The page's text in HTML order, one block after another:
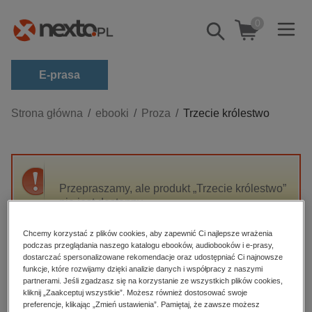
Pokaż/schowaj
wyszukiwarkę
0
E-prasa
Kategorie
biznesowe, branżowe, gospodarka
dzienniki
edukacja
hobby, sport, rozrywka
komputery, internet, technologie, informatyka
Strona główna ebooki Proza Trzecie królestwo
Przepraszamy, ale produkt „Trzecie królestwo”
nie jest dostępny.
High-contrast mode
Polecane
Chcemy korzystać z plików cookies, aby zapewnić Ci najlepsze wrażenia
podczas przeglądania naszego katalogu ebooków, audiobooków i e-prasy,
dostarczać spersonalizowane rekomendacje oraz udostępniać Ci najnowsze
funkcje, które rozwijamy dzięki analizie danych i współpracy z naszymi
partnerami. Jeśli zgadzasz się na korzystanie ze wszystkich plików cookies,
kliknij „Zaakceptuj wszystkie”. Możesz również dostosować swoje
preferencje, klikając „Zmień ustawienia”. Pamiętaj, że zawsze możesz